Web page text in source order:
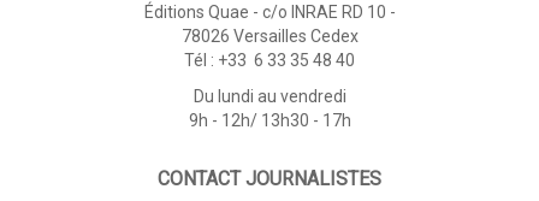
Éditions Quae - c/o INRAE RD 10 -
78026 Versailles Cedex
Tél : +33 6 33 35 48 40
Du lundi au vendredi
9h - 12h/ 13h30 - 17h
CONTACT JOURNALISTES